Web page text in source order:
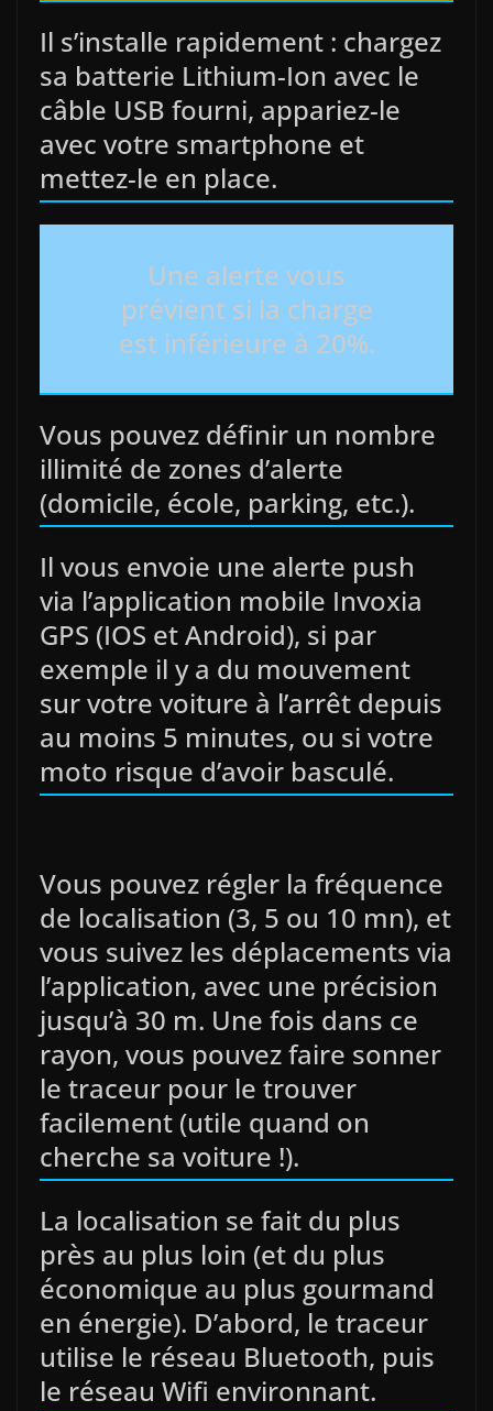
Il s’installe rapidement : chargez
sa batterie Lithium-Ion avec le
câble USB fourni, appariez-le
avec votre smartphone et
mettez-le en place.
Une alerte vous
prévient si la charge
est inférieure à 20%.
Vous pouvez définir un nombre
illimité de zones d’alerte
(domicile, école, parking, etc.).
Il vous envoie une alerte push
via l’application mobile Invoxia
GPS (IOS et Android), si par
exemple il y a du mouvement
sur votre voiture à l’arrêt depuis
au moins 5 minutes, ou si votre
moto risque d’avoir basculé.
Vous pouvez régler la fréquence
de localisation (3, 5 ou 10 mn), et
vous suivez les déplacements via
l’application, avec une précision
jusqu’à 30 m. Une fois dans ce
rayon, vous pouvez faire sonner
le traceur pour le trouver
facilement (utile quand on
cherche sa voiture !).
La localisation se fait du plus
près au plus loin (et du plus
économique au plus gourmand
en énergie). D’abord, le traceur
utilise le réseau Bluetooth, puis
le réseau Wifi environnant.